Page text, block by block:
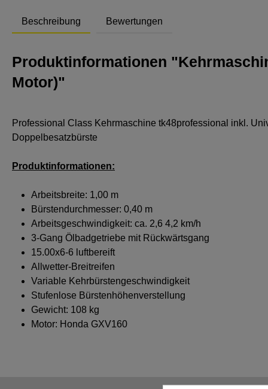
Beschreibung Bewertungen
Produktinformationen
Motor)"
Professional Class Kehrmaschine tk48professional inkl.
Doppelbesatzbürste
Produktinformationen:
Arbeitsbreite: 1,00 m
Bürstendurchmesser: 0,40 m
Arbeitsgeschwindigkeit: ca. 2,6 4,2 km/h
3-Gang Ölbadgetriebe mit Rückwärtsgang
15.00x6-6 luftbereift
Allwetter-Breitreifen
Variable Kehrbürstengeschwindigkeit
Stufenlose Bürstenhöhenverstellung
Gewicht: 108 kg
Motor: Honda GXV160